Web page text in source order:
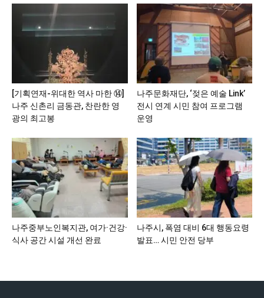
[기획연재-위대한 역사 마한 ⑭]
나주 신촌리 금동관, 찬란한 영
광의 최고봉
나주문화재단, ‘젖은 예술 Link’
전시 연계 시민 참여 프로그램
운영
나주중부노인복지관, 여가·건강·
식사 공간 시설 개선 완료
나주시, 폭염 대비 6대 행동요령
발표… 시민 안전 당부